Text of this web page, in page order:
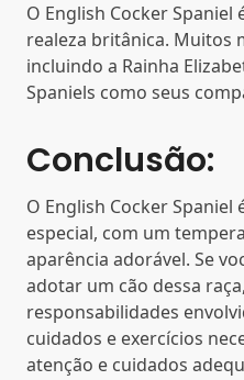
O English Cocker Spaniel
realeza britânica. Muitos
incluindo a Rainha
Spaniels como seus
Conclusão:
O English Cocker
especial, com um
aparência adorável. Se
adotar um cão dessa
responsabilidades
cuidados e exercícios
atenção e cuidados